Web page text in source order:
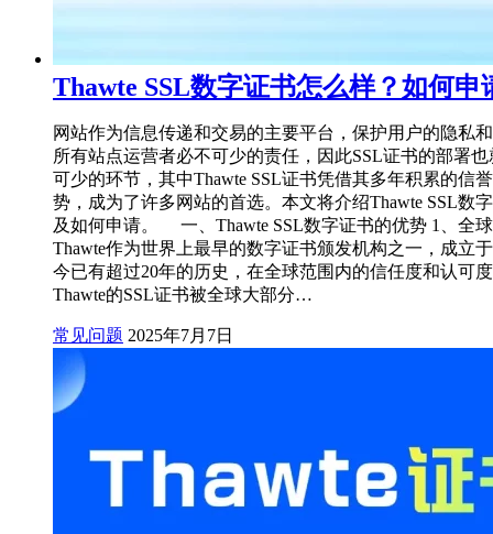
Thawte SSL数字证书怎么样？如何申
网站作为信息传递和交易的主要平台，保护用户的隐私
所有站点运营者必不可少的责任，因此SSL证书的部署
可少的环节，其中Thawte SSL证书凭借其多年积累的信
势，成为了许多网站的首选。本文将介绍Thawte SSL数
及如何申请。 一、Thawte SSL数字证书的优势 1、全
Thawte作为世界上最早的数字证书颁发机构之一，成立
今已有超过20年的历史，在全球范围内的信任度和认可
Thawte的SSL证书被全球大部分…
常见问题 2025年7月7日